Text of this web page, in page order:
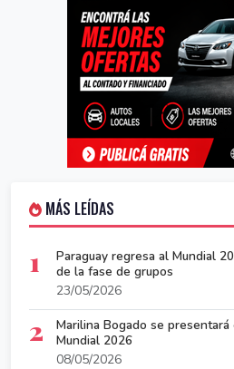
MÁS LEÍDAS
1
Paraguay regresa al Mundial
de la fase de grupos
23/05/2026
2
Marilina Bogado se
Mundial 2026
08/05/2026